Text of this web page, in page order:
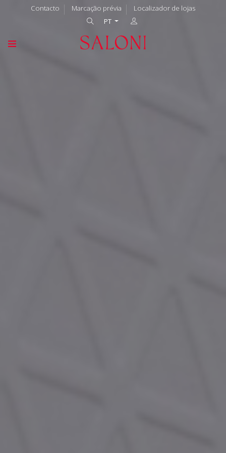
Contacto Marcação prévia
Localizador de lojas
PT